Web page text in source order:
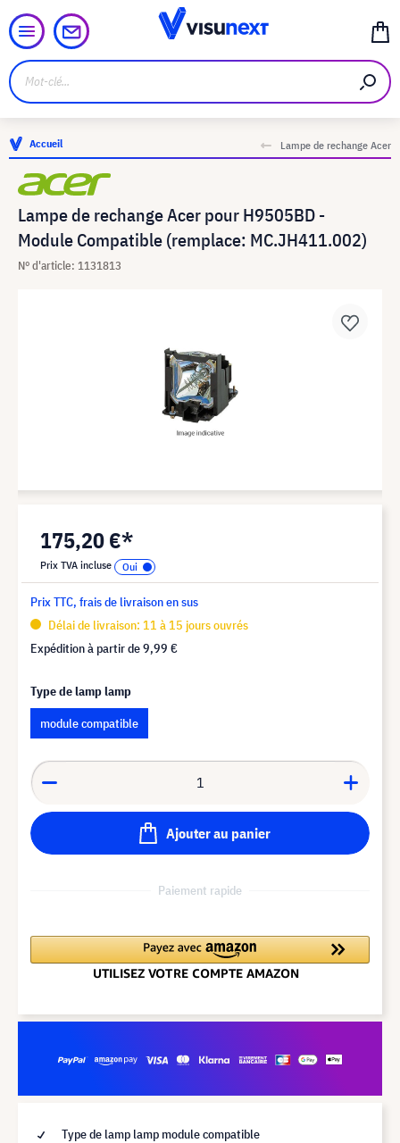
Accueil Lampe de rechange Acer
Lampe de rechange Acer pour H9505BD -
Module Compatible (remplace: MC.JH411.002)
N° d'article: 1131813
175,20 €*
Prix TVA incluse
Prix TTC, frais de livraison en sus
Délai de livraison: 11 à 15 jours ouvrés
Expédition à partir de9,99 €
Type de lamp lamp
module compatible
Ajouter au panier
Paiement rapide
Type de lamp lamp module compatible